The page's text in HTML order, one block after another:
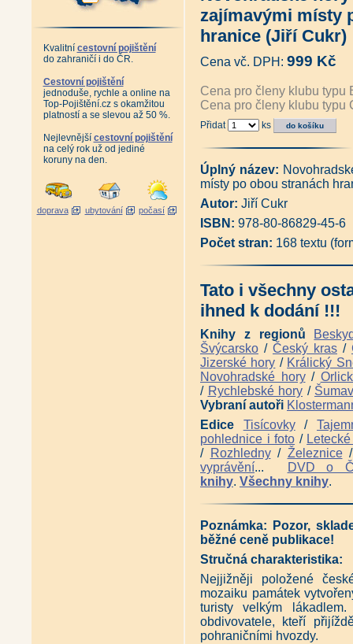
Kvalitní cestovní pojištění
do zahraničí i do ČR.
Cestovní pojištění
jednoduše, rychle a online na
Top-Pojištění.cz s okamžitou
platností a se slevou až 50 %.
Nejlevnější cestovní pojištění
na celý rok už od jediné
koruny na den.
doprava ubytování počasí
Tajemné stezky - Od
Toulky mezi Vltavou a
Nové toulky mezi Vltavou a
Vltavské vyhlídky (Ivan Klich)|
Antikvariát - Šumava krásná
Baroko v Plzeňském kraji
Souboj bez vítěze (Jan
Velká kniha o malých
Podzemní Praha (Václav
Podzemní Čechy (Václav
Šumava - místopisný slovník
Chráněná území ČR - Praha
Pohádka o Protržené
Geologie Jizerských hor a
Český ráj očima archeologie
Staré a památné stromy
Okolí Českých Budějovic -
Novohradské hory -
Českobudějovicko II. - Pravý
Českobudějovicko I. - Levý
Místopis Třeboňska - Okolím
Místopis Jindřichohradecka -
Místopis Novohradska (Pavel
Vltavotýnsko - Krajem dvou
Zázraky před jižní hranicí
Druhé putování za růží a lilií
Panská sídla jižních Čech -
Panská sídla západních
Panská sídla západních
zajímavými místy
hranice (Jiří Cukr)
Cena vč. DPH: 999 Kč
Cena pro členy klubu typu
Cena pro členy klubu typu
Přidat ks
Úplný název:
místy po obou stranách
Autor: Jiří Cukr
ISBN: 978-80-86829-45-6
Počet stran: 168 textu
Tato i všechny
ihned k dodání !!!
Knihy z regionů
Švýcarsko / Český kras /
Jizerské hory / Králický
Novohradské hory/
/ Rychlebské hory /
Vybraní autoři
Edice Tisícovky/
pohlednice i foto /
/ Rozhledny/ Železnice
vyprávění...
DVD o
knihy. Všechny knihy.
Poznámka: Pozor,
běžné ceně publikace!
Stručná charakteristika:
Nejjižněji položené
mozaiku památek
turisty velkým
obdivovatele, kteří
pohraničními hvozdy.